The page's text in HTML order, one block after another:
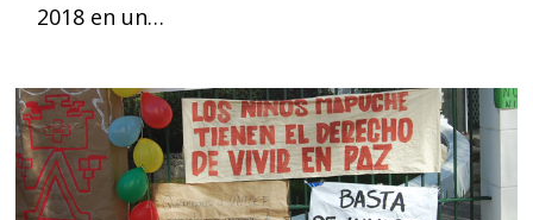
2018 en un…